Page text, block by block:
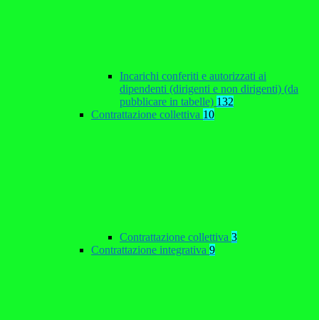
Incarichi conferiti e autorizzati ai
dipendenti (dirigenti e non dirigenti) (da
pubblicare in tabelle) 132
Contrattazione collettiva 10
Contrattazione collettiva 3
Contrattazione integrativa 9